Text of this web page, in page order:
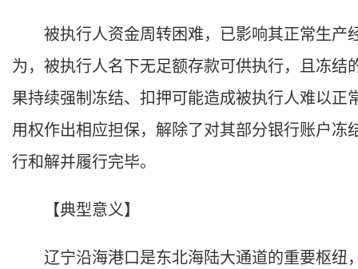
被执行人资金周转困难，已影响其正常生产
为，被执行人名下无足额存款可供执行，且冻
果持续强制冻结、扣押可能造成被执行人难以
用权作出相应担保，解除了对其部分银行账户
行和解并履行完毕。
【典型意义】
辽宁沿海港口是东北海陆大通道的重要枢纽